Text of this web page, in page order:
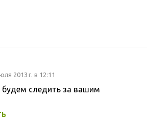
2013 г. в 12:11
будем следить за вашим